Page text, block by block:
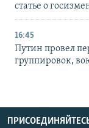
статье о
16:45
Путин провел
группировок,